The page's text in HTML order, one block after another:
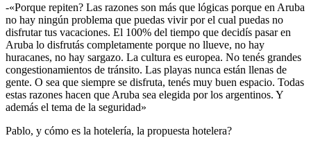
-«Porque repiten? Las razones son más que lógicas porque en Aruba
no hay ningún problema que puedas vivir por el cual puedas no
disfrutar tus vacaciones. El 100% del tiempo que decidís pasar en
Aruba lo disfrutás completamente porque no llueve, no hay
huracanes, no hay sargazo. La cultura es europea. No tenés grandes
congestionamientos de tránsito. Las playas nunca están llenas de
gente. O sea que siempre se disfruta, tenés muy buen espacio. Todas
estas razones hacen que Aruba sea elegida por los argentinos. Y
además el tema de la seguridad»
Pablo, y cómo es la hotelería, la propuesta hotelera?